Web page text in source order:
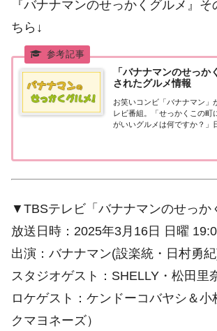
『バナナマンのせっかくグルメ』そ
ちら↓
「バナナマンのせっか
されたグルメ情報
お笑いコンビ「バナナマン」
レビ番組。「せっかくこの町
がいいグルメは何ですか？」
▼TBSテレビ「バナナマンのせっか
放送日時：2025年3月16日 日曜
出演：バナナマン(設楽統・日村勇
スタジオゲスト：SHELLY・松田里
ロケゲスト：ケンドーコバヤシ＆小
クマヨネーズ）